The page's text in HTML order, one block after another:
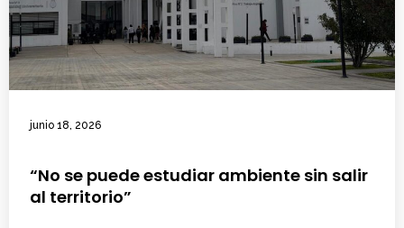
junio 18, 2026
“No se puede estudiar ambiente sin salir
al territorio”